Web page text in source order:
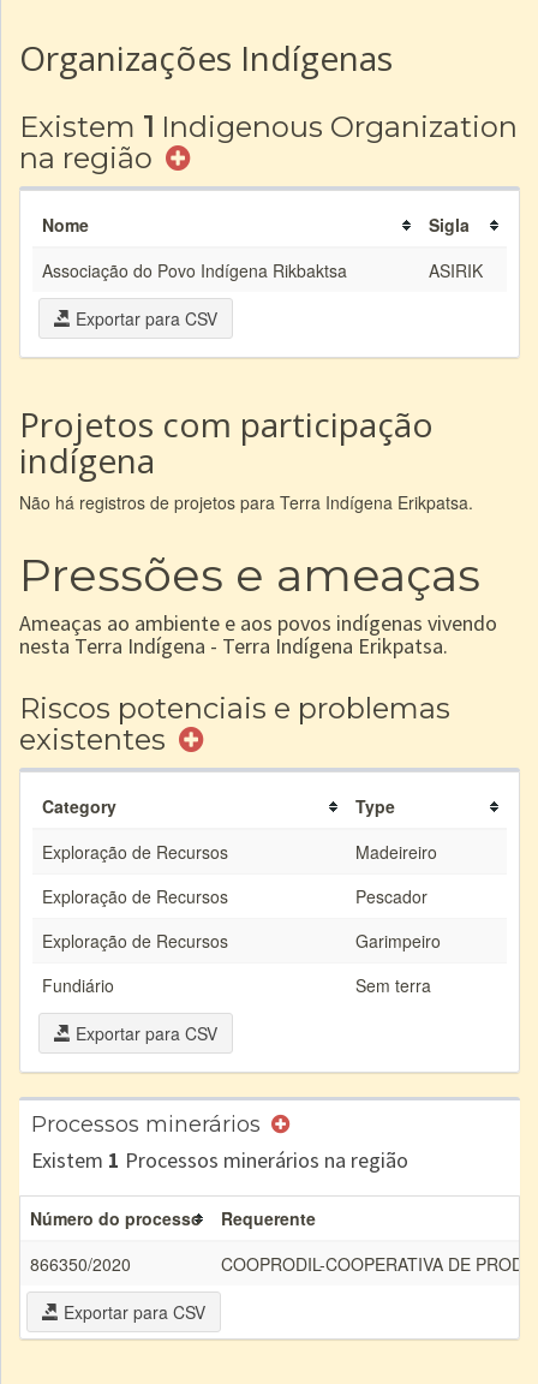
Organizações Indígenas
Existem 1 Indigenous Organization
na região
Nome
Sigla
Associação do Povo Indígena Rikbaktsa
ASIRIK
Exportar para CSV
Projetos com participação
indígena
Não há registros de projetos para Terra Indígena Erikpatsa.
Pressões e ameaças
Ameaças ao ambiente e aos povos indígenas vivendo
nesta Terra Indígena - Terra Indígena Erikpatsa.
Riscos potenciais e problemas
existentes
Category
Type
Exploração de Recursos
Madeireiro
Exploração de Recursos
Pescador
Exploração de Recursos
Garimpeiro
Fundiário
Sem terra
Exportar para CSV
Processos minerários
Existem 1 Processos minerários na região
Número do processo
Requerente
866350/2020
COOPRODIL-COOPERATIVA DE
Exportar para CSV